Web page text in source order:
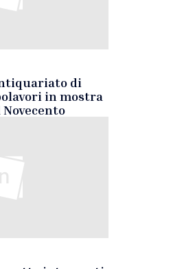
di
in mostra
Novecento